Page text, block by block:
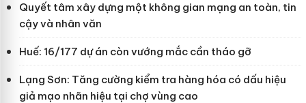
Quyết tâm xây dựng một không gian mạng an toàn, tin
cậy và nhân văn
Huế: 16/177 dự án còn vướng mắc cần tháo gỡ
Lạng Sơn: Tăng cường kiểm tra hàng hóa có dấu hiệu
giả mạo nhãn hiệu tại chợ vùng cao